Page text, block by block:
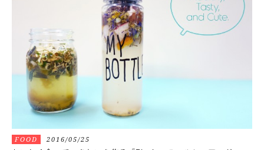
FOOD 2016/05/25